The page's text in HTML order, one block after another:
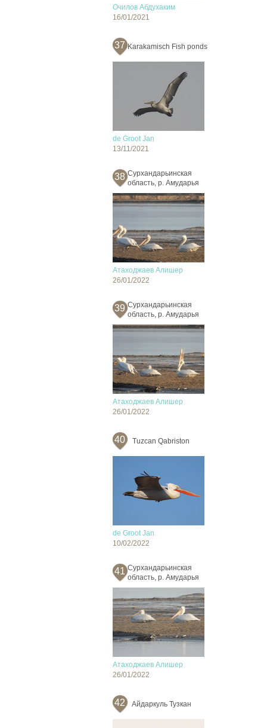
Очилов Абдухаким
16/01/2021
37 Karakamisch Fish ponds
de Groot Jan
13/11/2021
38 Сурхандарьинская
область, р. Амударья
Атаходжаев Алишер
26/01/2022
39 Сурхандарьинская
область, р. Амударья
Атаходжаев Алишер
26/01/2022
40 Tuzcan Qabriston
de Groot Jan
10/02/2022
41 Сурхандарьинская
область, р. Амударья
Атаходжаев Алишер
26/01/2022
42 Айдаркуль Тузкан